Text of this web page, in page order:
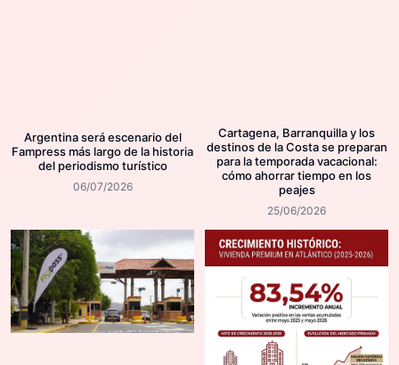
Argentina será escenario del
Fampress más largo de la historia
del periodismo turístico
06/07/2026
Cartagena, Barranquilla y los
destinos de la Costa se preparan
para la temporada vacacional:
cómo ahorrar tiempo en los
peajes
25/06/2026